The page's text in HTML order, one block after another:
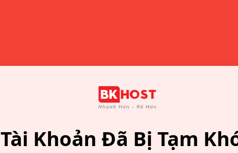
Tài Khoản Đã Bị Tạm